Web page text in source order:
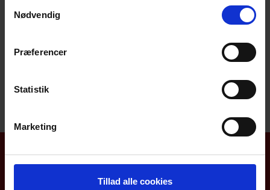
Nødvendig
Præferencer
Statistik
Marketing
Tillad alle cookies
Aktiviteter